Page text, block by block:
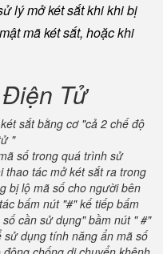
lý mở két sắt khi khi bị
mã két sắt, hoặc khi
Tử
sắt bằng cơ "cả 2 chế độ
"
số trong quá trình sử
thao tác mở két sắt ra trong
bị lộ mã số cho người bên
bấm nút "#" kế tiếp bấm
cần sử dụng" bầm nút " #"
dụng tính năng ẩn mã số